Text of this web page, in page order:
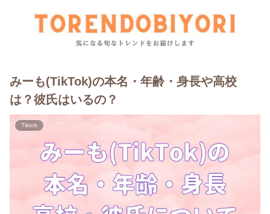
みーも(TikTok)の本名・年齢・身長や高校
は？彼氏はいるの？
Tiktok